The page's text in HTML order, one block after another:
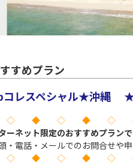
すめプラン
コレスペシャル★沖縄 ★
◇ ◆ ◇ ◆ ◇
ーネット限定のおすすめプランで
・電話・メールでのお問合せや申
◇ ◆ ◇ ◆ ◇